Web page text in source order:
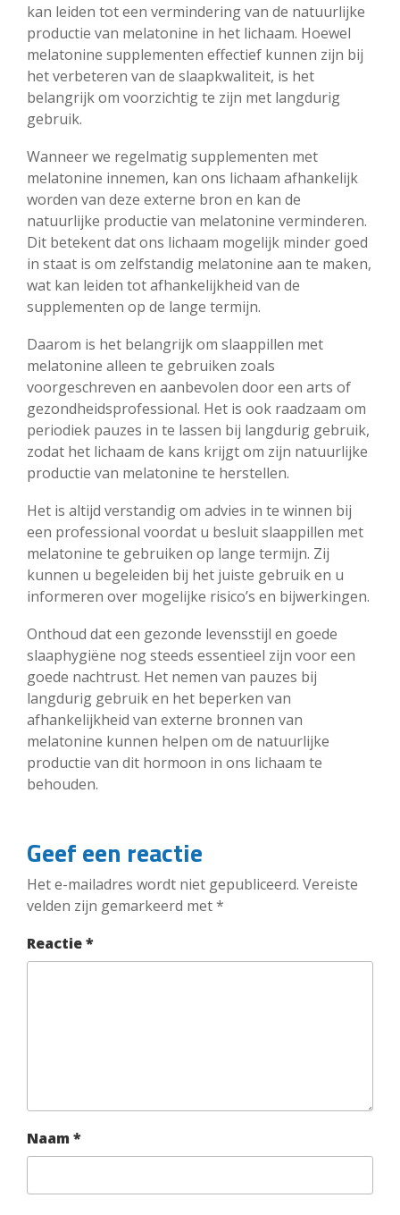
kan leiden tot een vermindering van de natuurlijke
productie van melatonine in het lichaam. Hoewel
melatonine supplementen effectief kunnen zijn bij
het verbeteren van de slaapkwaliteit, is het
belangrijk om voorzichtig te zijn met langdurig
gebruik.
Wanneer we regelmatig supplementen met
melatonine innemen, kan ons lichaam afhankelijk
worden van deze externe bron en kan de
natuurlijke productie van melatonine verminderen.
Dit betekent dat ons lichaam mogelijk minder goed
in staat is om zelfstandig melatonine aan te maken,
wat kan leiden tot afhankelijkheid van de
supplementen op de lange termijn.
Daarom is het belangrijk om slaappillen met
melatonine alleen te gebruiken zoals
voorgeschreven en aanbevolen door een arts of
gezondheidsprofessional. Het is ook raadzaam om
periodiek pauzes in te lassen bij langdurig gebruik,
zodat het lichaam de kans krijgt om zijn natuurlijke
productie van melatonine te herstellen.
Het is altijd verstandig om advies in te winnen bij
een professional voordat u besluit slaappillen met
melatonine te gebruiken op lange termijn. Zij
kunnen u begeleiden bij het juiste gebruik en u
informeren over mogelijke risico’s en bijwerkingen.
Onthoud dat een gezonde levensstijl en goede
slaaphygiëne nog steeds essentieel zijn voor een
goede nachtrust. Het nemen van pauzes bij
langdurig gebruik en het beperken van
afhankelijkheid van externe bronnen van
melatonine kunnen helpen om de natuurlijke
productie van dit hormoon in ons lichaam te
behouden.
Geef een reactie
Het e-mailadres wordt niet gepubliceerd. Vereiste
velden zijn gemarkeerd met*
Reactie*
Naam *